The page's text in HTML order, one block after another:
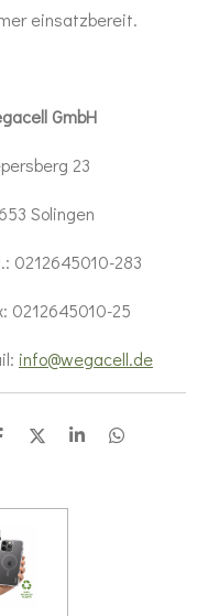
einsatzbereit.
GmbH
23
Solingen
0212645010-283
0212645010-25
info@wegacell.de
T
e
T
T